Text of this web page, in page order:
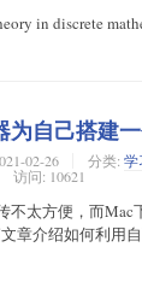
in discrete
自己搭建
02-26 分类: 学
访问: 10621
不太方便，而Mac
章介绍如何利用